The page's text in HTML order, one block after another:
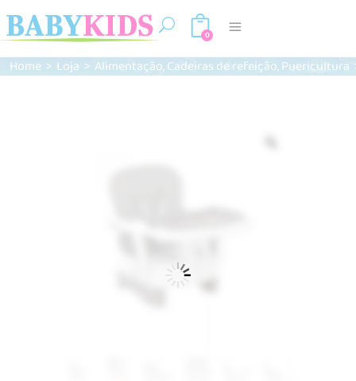
0
Home > Loja > Alimentação,Cadeiras de refeição,Puericultura